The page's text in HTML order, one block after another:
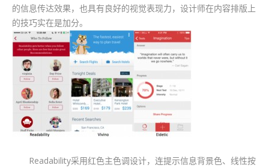
的信息传达效果，也具有良好的视觉表现力，设计师在内容排版上
的技巧实在是加分。
Readability采用红色主色调设计，连提示信息背景色、线性按